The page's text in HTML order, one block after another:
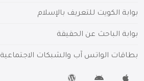
بوابة الكويت للتعريف بالإسلام
بوابة الباحث عن الحقيقة
بطاقات الواتس آب والشبكات الاجتماعية